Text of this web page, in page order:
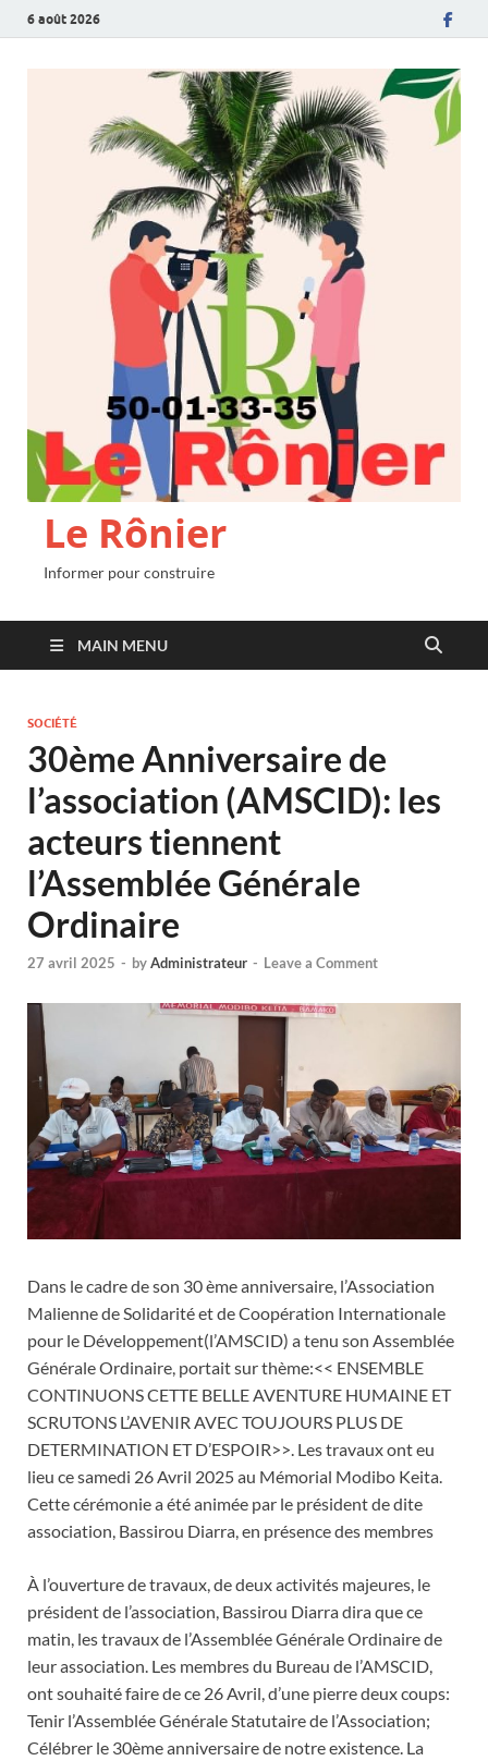
6 août 2026
Le Rônier
Informer pour construire
MAIN MENU
SOCIÉTÉ
30ème Anniversaire de
l’association (AMSCID): les
acteurs tiennent
l’Assemblée Générale
Ordinaire
27 avril 2025 - byAdministrateur - Leave a Comment
Dans le cadre de son 30 ème anniversaire, l’Association
Malienne de Solidarité et de Coopération Internationale
pour le Développement(l’AMSCID) a tenu son Assemblée
Générale Ordinaire, portait sur thème:<< ENSEMBLE
CONTINUONS CETTE BELLE AVENTURE HUMAINE ET
SCRUTONS L’AVENIR AVEC TOUJOURS PLUS DE
DETERMINATION ET D’ESPOIR>>. Les travaux ont eu
lieu ce samedi 26 Avril 2025 au Mémorial Modibo Keita.
Cette cérémonie a été animée par le président de dite
association, Bassirou Diarra, en présence des membres
À l’ouverture de travaux, de deux activités majeures, le
président de l’association, Bassirou Diarra dira que ce
matin, les travaux de l’Assemblée Générale Ordinaire de
leur association. Les membres du Bureau de l’AMSCID,
ont souhaité faire de ce 26 Avril, d’une pierre deux coups:
Tenir l’Assemblée Générale Statutaire de l’Association;
Célébrer le 30ème anniversaire de notre existence. La